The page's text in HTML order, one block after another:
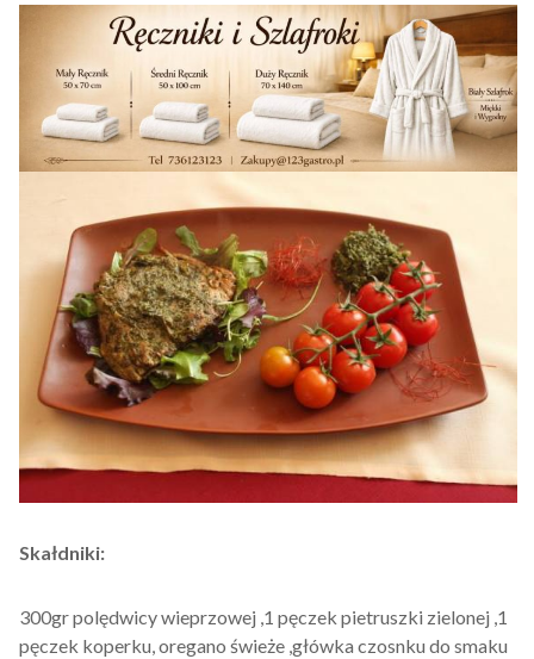
Skałdniki:
300gr polędwicy wieprzowej ,1 pęczek pietruszki zielonej ,1
pęczek koperku, oregano świeże ,główka czosnku do smaku